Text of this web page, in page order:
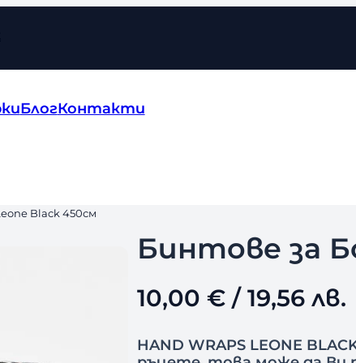
БлогКонтакти
Black 450см
Бинтове за
10,00 €/ 19,56 лв.
HAND WRAPS LEONE